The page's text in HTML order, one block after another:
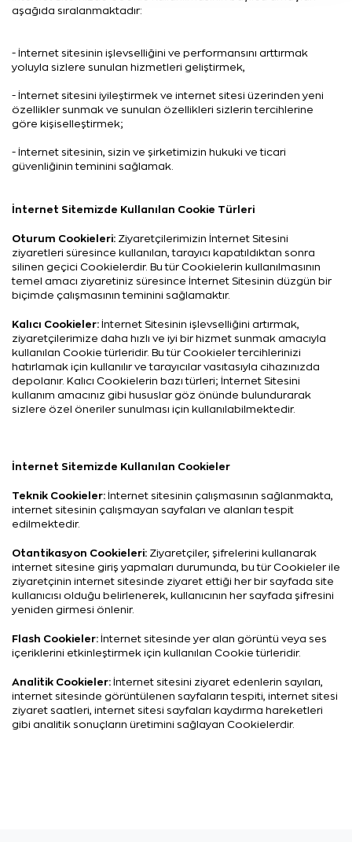
aşağıda sıralanmaktadır:
- İnternet sitesinin işlevselliğini ve performansını arttırmak
yoluyla sizlere sunulan hizmetleri geliştirmek,
- İnternet sitesini iyileştirmek ve internet sitesi üzerinden yeni
özellikler sunmak ve sunulan özellikleri sizlerin tercihlerine
göre kişiselleştirmek;
- İnternet sitesinin, sizin ve şirketimizin hukuki ve ticari
güvenliğinin teminini sağlamak.
İnternet Sitemizde Kullanılan Cookie Türleri
Oturum Cookieleri: Ziyaretçilerimizin İnternet Sitesini
ziyaretleri süresince kullanılan, tarayıcı kapatıldıktan sonra
silinen geçici Cookielerdir. Bu tür Cookielerin kullanılmasının
temel amacı ziyaretiniz süresince İnternet Sitesinin düzgün bir
biçimde çalışmasının teminini sağlamaktır.
Kalıcı Cookieler: İnternet Sitesinin işlevselliğini artırmak,
ziyaretçilerimize daha hızlı ve iyi bir hizmet sunmak amacıyla
kullanılan Cookie türleridir. Bu tür Cookieler tercihlerinizi
hatırlamak için kullanılır ve tarayıcılar vasıtasıyla cihazınızda
depolanır. Kalıcı Cookielerin bazı türleri; İnternet Sitesini
kullanım amacınız gibi hususlar göz önünde bulundurarak
sizlere özel öneriler sunulması için kullanılabilmektedir.
İnternet Sitemizde Kullanılan Cookieler
Teknik Cookieler: İnternet sitesinin çalışmasının sağlanmakta,
internet sitesinin çalışmayan sayfaları ve alanları tespit
edilmektedir.
Otantikasyon Cookieleri: Ziyaretçiler, şifrelerini kullanarak
internet sitesine giriş yapmaları durumunda, bu tür Cookieler ile
ziyaretçinin internet sitesinde ziyaret ettiği her bir sayfada site
kullanıcısı olduğu belirlenerek, kullanıcının her sayfada şifresini
yeniden girmesi önlenir.
Flash Cookieler: İnternet sitesinde yer alan görüntü veya ses
içeriklerini etkinleştirmek için kullanılan Cookie türleridir.
Analitik Cookieler: İnternet sitesini ziyaret edenlerin sayıları,
internet sitesinde görüntülenen sayfaların tespiti, internet sitesi
ziyaret saatleri, internet sitesi sayfaları kaydırma hareketleri
gibi analitik sonuçların üretimini sağlayan Cookielerdir.